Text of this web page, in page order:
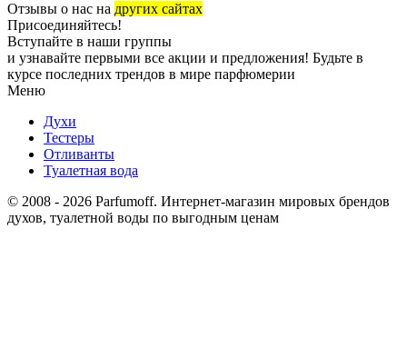
Отзывы о нас на других сайтах
Присоединяйтесь!
Вступайте в наши группы
и узнавайте первыми все акции и предложения! Будьте в
курсе последних трендов в мире парфюмерии
Меню
Духи
Тестеры
Отливанты
Туалетная вода
© 2008 - 2026 Parfumoff. Интернет-магазин мировых брендов
духов, туалетной воды по выгодным ценам